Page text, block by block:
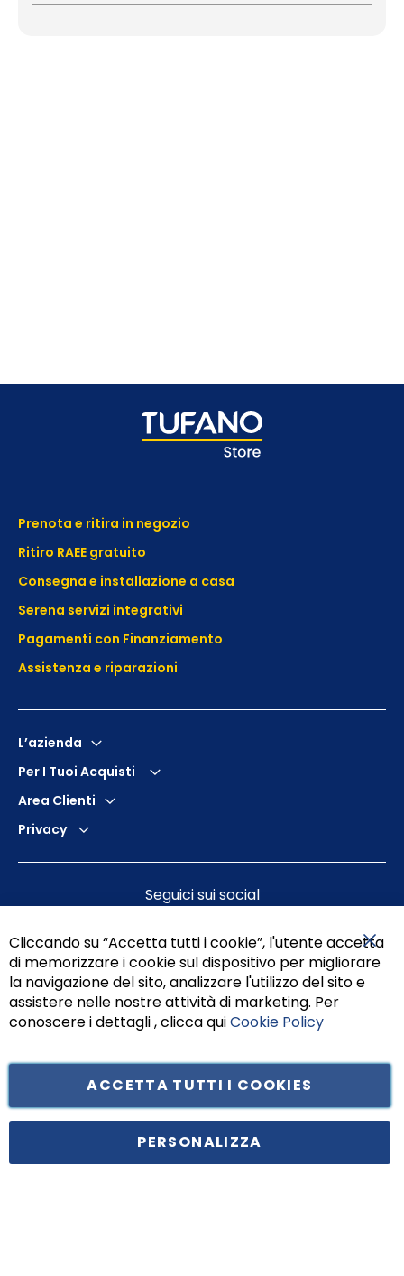
Prenota e ritira in negozio
Ritiro RAEE gratuito
Consegna e installazione a casa
Serena servizi integrativi
Pagamenti con Finanziamento
Assistenza e riparazioni
L’azienda
Per I Tuoi Acquisti
Area Clienti
Privacy
Seguici sui social
Principe di Piemonte 199, cap. 80026 Casoria (NA) - C.F. 05834470634 -
Cliccando su “Accetta tutti i cookie”, l'utente accetta
di memorizzare i cookie sul dispositivo per migliorare
la navigazione del sito, analizzare l'utilizzo del sito e
assistere nelle nostre attività di marketing. Per
conoscere i dettagli , clicca quiCookie Policy
ACCETTA TUTTI I COOKIES
PERSONALIZZA